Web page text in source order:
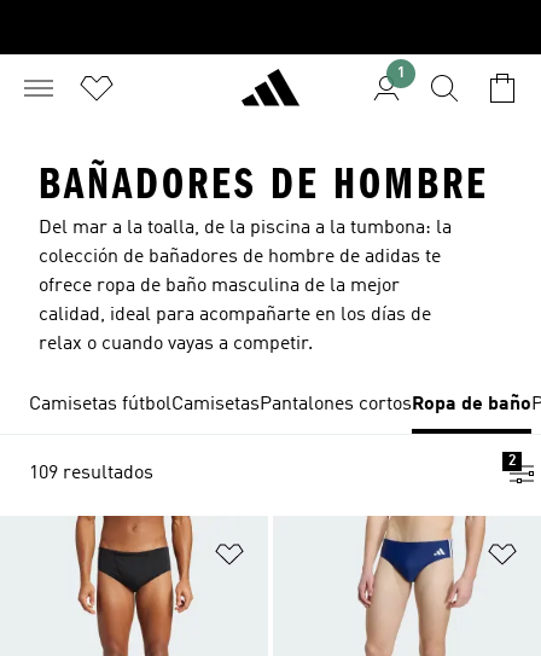
1
BAÑADORES DE HOMBRE
Del mar a la toalla, de la piscina a la tumbona: la
colección de bañadores de hombre de adidas te
ofrece ropa de baño masculina de la mejor
calidad, ideal para acompañarte en los días de
relax o cuando vayas a competir.
Camisetas fútbolCamisetasPantalones cortos Ropa de baño
109 resultados
2
Añadir a la lista de deseos